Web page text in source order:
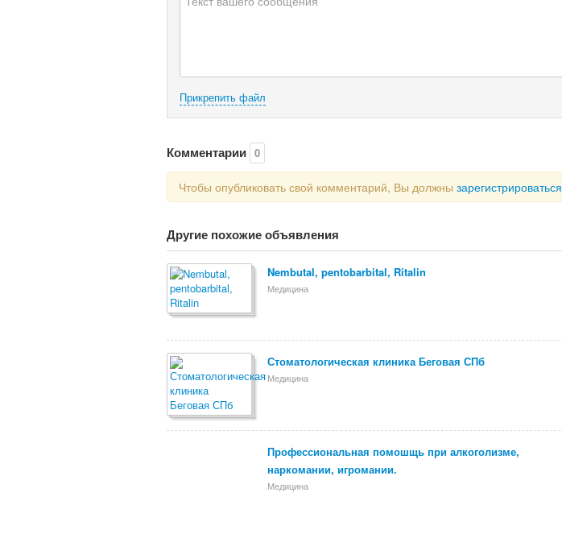
Прикрепить файл
Комментарии 0
Чтобы опубликовать свой комментарий, Вы должны зарегистрироваться
Другие похожие объявления
Nembutal, pentobarbital, Ritalin
Медицина
Стоматологическая клиника Беговая СПб
Медицина
Профессиональная помошщь при алкоголизме,
наркомании, игромании.
Медицина